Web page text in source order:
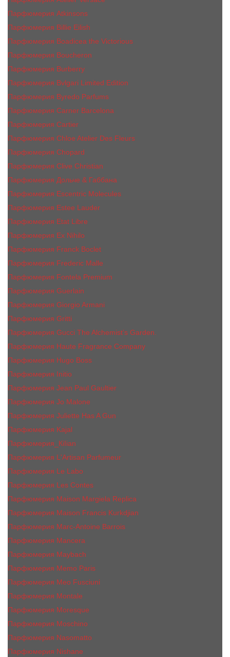
Парфюмерия Atkinsons
Парфюмерия Billie Eilish
Парфюмерия Boadicea the Victorious
Парфюмерия Boucheron
Парфюмерия Burberry
Парфюмерия Bvlgari Limited Edition
Парфюмерия Byredo Parfums
Парфюмерия Carner Barcelona
Парфюмерия Cartier
Парфюмерия Chloe Atelier Des Fleurs
Парфюмерия Сhopard
Парфюмерия Clive Christian
Парфюмерия Дольче & Габбана
Парфюмерия Escentric Molecules
Парфюмерия Estee Lаudеr
Парфюмерия Etat Libre
Парфюмерия Ex Nihilo
Парфюмерия Franck Boclet
Парфюмерия Frеderic Mаlle
Парфюмерия Fontela Premium
Парфюмерия Guerlain
Парфюмерия Giorgio Armani
Парфюмерия Gritti
Парфюмерия Gucci The Alchemist’s Garden.
Парфюмерия Haute Fragrance Company
Парфюмерия Hugo Boss
Парфюмерия Initio
Парфюмерия Jean Paul Gaultier
Парфюмерия Jо Malоnе
Парфюмерия Juliette Has A Gun
Парфюмерия Kajal
Парфюмерия_КiIiаn
Парфюмерия L'Artisan Parfumeur
Парфюмерия Le Labo
Парфюмерия Les Contes
Парфюмерия Maison Margiela Replica
Парфюмерия Maison Francis Kurkdjian
Парфюмерия Marc-Antoine Barrois
Парфюмерия Mancera
Парфюмерия Maybach
Парфюмерия Memo Paris
Парфюмерия Meo Fusciuni
Парфюмерия Montale
Парфюмерия Moresque
Парфюмерия Moschino
Парфюмерия Nasomatto
Парфюмерия Nishane